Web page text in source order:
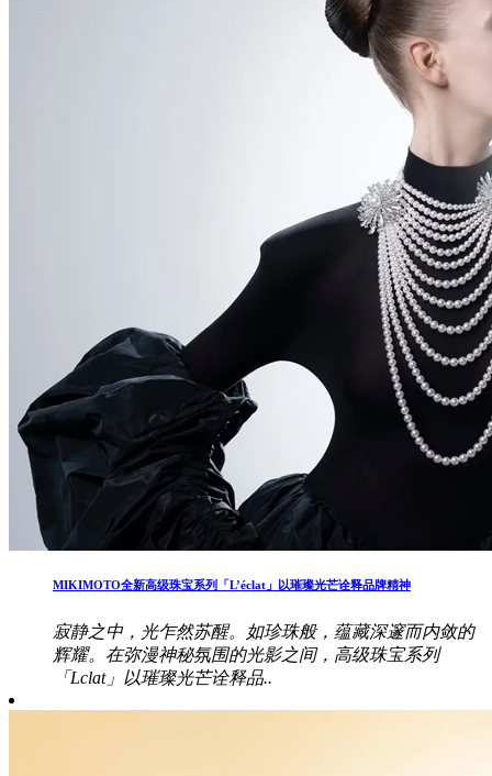
MIKIMOTO全新高级珠宝系列「L’éclat」以璀璨光芒诠释品牌精神
寂静之中，光乍然苏醒。如珍珠般，蕴藏深邃而内敛的
辉耀。在弥漫神秘氛围的光影之间，高级珠宝系列
「Lclat」以璀璨光芒诠释品..